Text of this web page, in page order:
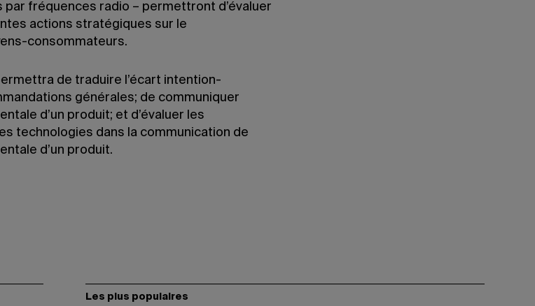
par fréquences radio – permettront d’évaluer
actions stratégiques sur le
consommateurs.
de traduire l’écart intention-
générales; de communiquer
d’un produit; et d’évaluer les
technologies dans la communication de
d’un produit.
Les plus populaires